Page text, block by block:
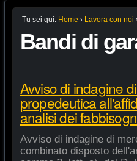
Tu sei qui: Home › Lavora con noi
Bandi di
Avviso di indagine
propedeutica
analisi dei
Avviso di indagine di
combinato disposto